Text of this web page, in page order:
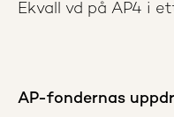
Ekvall vd på AP4 i
AP-fondernas